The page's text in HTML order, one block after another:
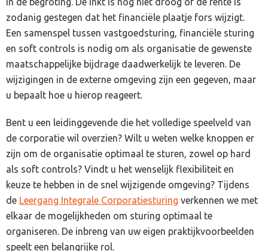
zodanig gestegen dat het financiële plaatje fors wijzigt.
Een samenspel tussen vastgoedsturing, financiële sturing
en soft controls is nodig om als organisatie de gewenste
maatschappelijke bijdrage daadwerkelijk te leveren. De
wijzigingen in de externe omgeving zijn een gegeven, maar
u bepaalt hoe u hierop reageert.
Bent u een leidinggevende die het volledige speelveld van
de corporatie wil overzien? Wilt u weten welke knoppen er
zijn om de organisatie optimaal te sturen, zowel op hard
als soft controls? Vindt u het wenselijk flexibiliteit en
keuze te hebben in de snel wijzigende omgeving? Tijdens
de Leergang Integrale Corporatiesturing verkennen we met
elkaar de mogelijkheden om sturing optimaal te
organiseren. De inbreng van uw eigen praktijkvoorbeelden
speelt een belangrijke rol.